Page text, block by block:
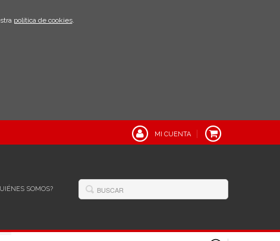
política de cookies.
MI CUENTA
SOMOS?